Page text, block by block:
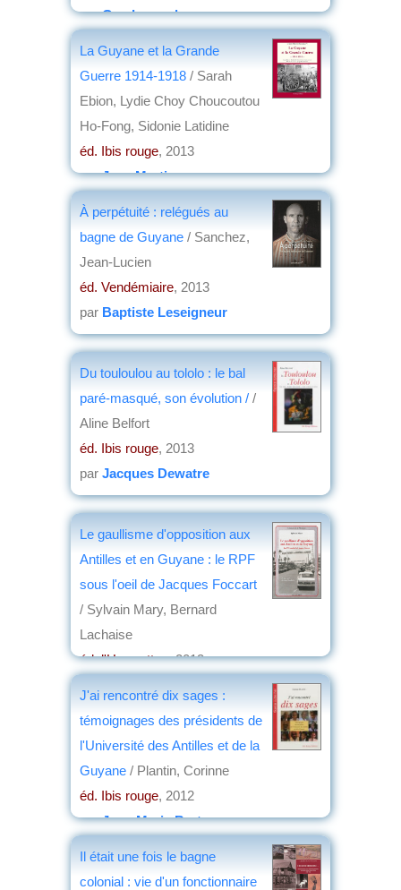
parGuy Lavorel
La Guyane et la Grande
Guerre 1914-1918 / Sarah
Ebion, Lydie Choy Choucoutou
Ho-Fong, Sidonie Latidine
éd. Ibis rouge, 2013
parJean Martin
À perpétuité : relégués au
bagne de Guyane / Sanchez,
Jean-Lucien
éd. Vendémiaire, 2013
par Baptiste Leseigneur
Du touloulou au tololo : le bal
paré-masqué, son évolution / /
Aline Belfort
éd. Ibis rouge, 2013
par Jacques Dewatre
Le gaullisme d'opposition aux
Antilles et en Guyane : le RPF
sous l'oeil de Jacques Foccart
/ Sylvain Mary, Bernard
Lachaise
éd. l'Harmattan, 2013
J'ai rencontré dix sages :
témoignages des présidents de
l'Université des Antilles et de la
Guyane / Plantin, Corinne
éd. Ibis rouge, 2012
parJean-Marie Breton
Il était une fois le bagne
colonial : vie d'un fonctionnaire